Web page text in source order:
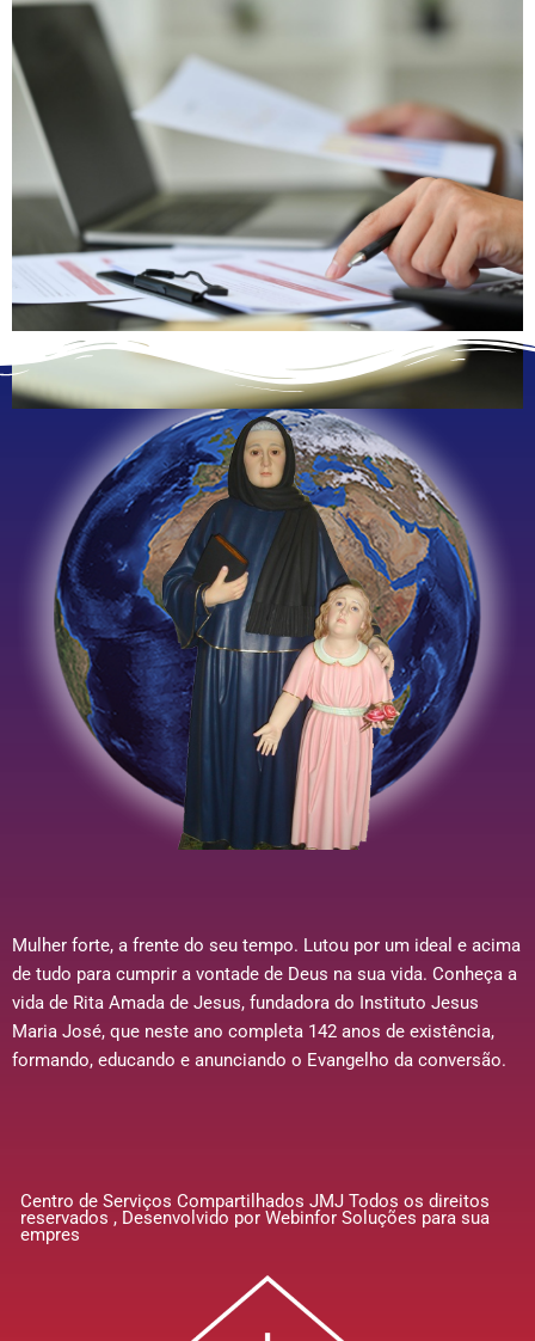
Sistema Vermelho -
Instituto JMJ
Clique Aqui
Mulher forte, a frente do seu tempo. Lutou por um ideal e acima
de tudo para cumprir a vontade de Deus na sua vida. Conheça a
vida de Rita Amada de Jesus, fundadora do Instituto Jesus
Maria José, que neste ano completa 142 anos de existência,
formando, educando e anunciando o Evangelho da conversão.
Centro de Serviços Compartilhados JMJ Todos os direitos
reservados , Desenvolvido por Webinfor Soluções para sua
empres